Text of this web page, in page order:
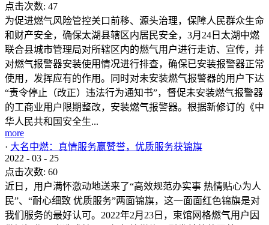
点击次数: 47
为促进燃气风险管控关口前移、源头治理，保障人民群众生命
和财产安全，确保太湖县辖区内居民安全，3月24日太湖中燃
联合县城市管理局对所辖区内的燃气用户进行走访、宣传，并
对燃气报警器安装使用情况进行排查，确保已安装报警器正常
使用，发挥应有的作用。同时对未安装燃气报警器的用户下达
“责令停止（改正）违法行为通知书”，督促未安装燃气报警器
的工商业用户限期整改，安装燃气报警器。根据新修订的《中
华人民共和国安全生...
more
· 大名中燃：真情服务赢赞誉，优质服务获锦旗
2022 - 03 - 25
点击次数: 60
近日，用户满怀激动地送来了“高效规范办实事 热情贴心为人
民”、“耐心细致 优质服务”两面锦旗，这一面面红色锦旗是对
我们服务的最好认可。2022年2月23日，束馆网格燃气用户因